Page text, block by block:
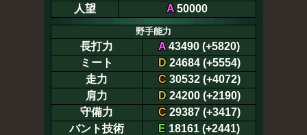
人望
A50000
野手能力
長打力 A43490 (+5820)
ミート
D24684 (+5554)
走力
C30532 (+4072)
肩力
D24200 (+2190)
守備力
C29387 (+3417)
バント技術
E 18161 (+2441)